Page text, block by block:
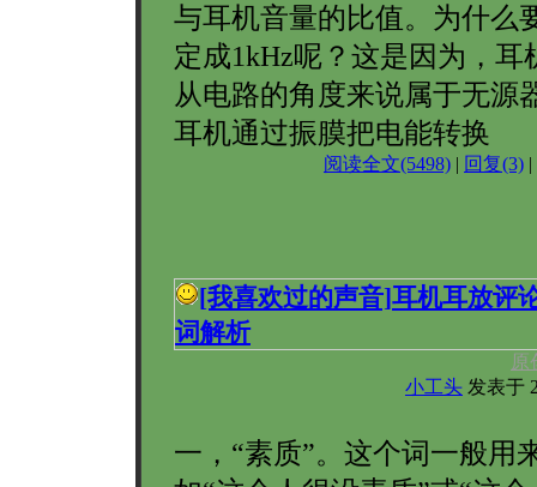
与耳机音量的比值。为什么
定成1kHz呢？这是因为，耳
从电路的角度来说属于无源
耳机通过振膜把电能转换
阅读全文(5498) | 回复(3) |
[我喜欢过的声音]耳机耳放评
词解析
原
小工头 发表于
一，“素质”。这个词一般用